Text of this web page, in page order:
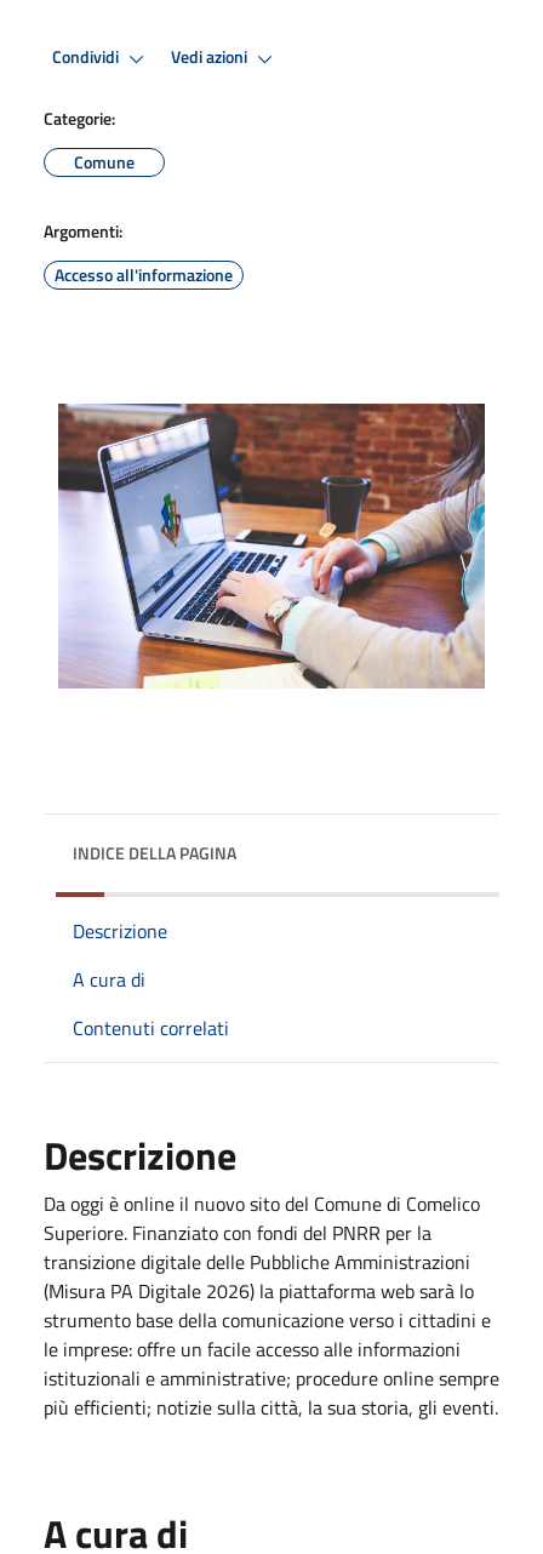
Condividi Vedi azioni
Categorie:
Comune
Argomenti:
Accesso all'informazione
INDICE DELLA PAGINA
Descrizione
A cura di
Contenuti correlati
Descrizione
Da oggi è online il nuovo sito del Comune di Comelico
Superiore. Finanziato con fondi del PNRR per la
transizione digitale delle Pubbliche Amministrazioni
(Misura PA Digitale 2026) la piattaforma web sarà lo
strumento base della comunicazione verso i cittadini e
le imprese: offre un facile accesso alle informazioni
istituzionali e amministrative; procedure online sempre
più efficienti; notizie sulla città, la sua storia, gli eventi.
A cura di